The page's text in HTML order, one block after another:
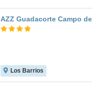
AZZ Guadacorte Campo
Los Barrios